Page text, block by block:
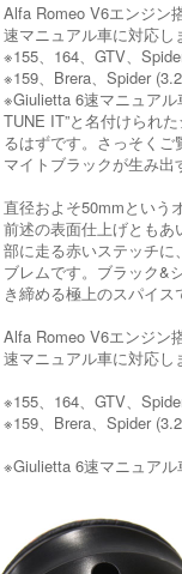
Alfa Romeo V6エンジン
速マニュアル車に対応し
※155、164、GTV、
※159、Brera、Spider
※Giulietta 6速マニュア
TUNE IT”と名付けられ
るはずです。さっそく
マイトブラックが生み
直径およそ50mmという
前述の表面仕上げとも
部に走る赤いステッチ
ブレムです。ブラック&
き締める極上のスパイス
Alfa Romeo V6エンジン
速マニュアル車に対応し
※155、164、GTV、
※159、Brera、Spider
※Giulietta 6速マニュア